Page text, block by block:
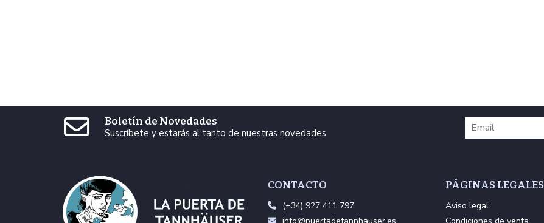
Boletín de Novedades
Suscríbete y estarás al tanto de nuestras novedades
CONTACTO
(+34) 927 411 797
PÁGINAS LEGALES
Aviso legal